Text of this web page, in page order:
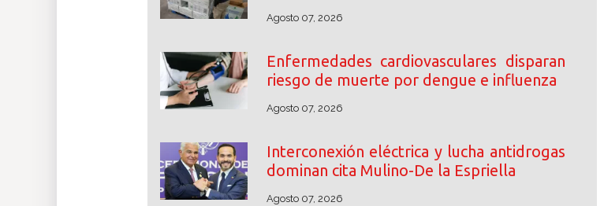
Agosto 07, 2026
Enfermedades cardiovasculares disparan
riesgo de muerte por dengue e influenza
Agosto 07, 2026
Interconexión eléctrica y lucha antidrogas
dominan cita Mulino-De la Espriella
Agosto 07, 2026